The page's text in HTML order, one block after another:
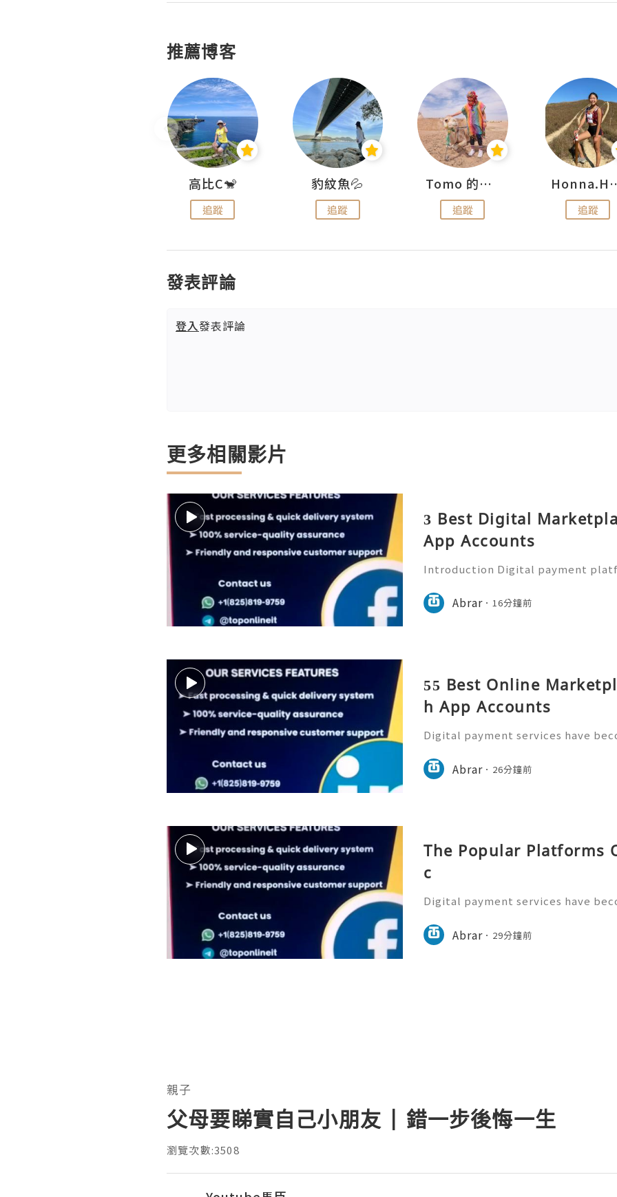
推薦博客
高比C🐒
追蹤
豹紋魚💦
追蹤
Tomo 的快樂宇宙
追蹤 追蹤
發表評論
登入發表評論
更多相關影片
3 Best Digital
App Accounts
Introduction Digital payment
nts, receive funds, and handle
hrough mobile applications
Abrar 16分鐘前
55 Best Online
h App Accounts
Digital payment services have
erification more important than
always focus on safe a
Abrar 26分鐘前
The Popular Platforms
c
Digital payment services have
h convenient options for sending
maintaining a secure and pro
Abrar 29分鐘前
親子
父母要睇實自己小朋友 | 錯一步後悔一生
瀏覽次數:3508